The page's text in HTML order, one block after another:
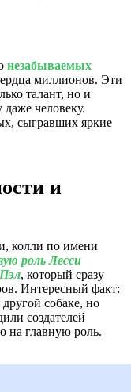
незабываемых
миллионов. Эти
талант, но и
человеку.
сыгравших яркие
и
колли по имени
роль Лесси
, который сразу
Интересный факт:
собаке, но
создателей
на главную роль.